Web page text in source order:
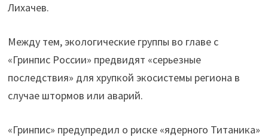
Лихачев.
Между тем, экологические группы во главе с
«Гринпис России» предвидят «серьезные
последствия» для хрупкой экосистемы региона в
случае штормов или аварий.
«Гринпис» предупредил о риске «ядерного Титаника»